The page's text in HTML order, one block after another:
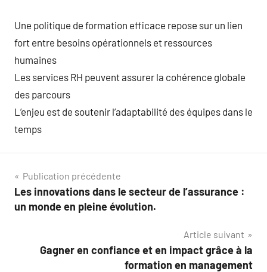
Une politique de formation efficace repose sur un lien
fort entre besoins opérationnels et ressources
humaines
Les services RH peuvent assurer la cohérence globale
des parcours
L’enjeu est de soutenir l’adaptabilité des équipes dans le
temps
Navigation
de
Publication précédente
Les innovations dans le secteur de l’assurance :
un monde en pleine évolution.
Article suivant
Gagner en confiance et en impact grâce à la
formation en management